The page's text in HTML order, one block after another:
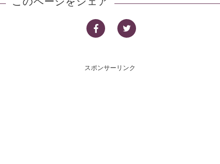
スポンサーリンク